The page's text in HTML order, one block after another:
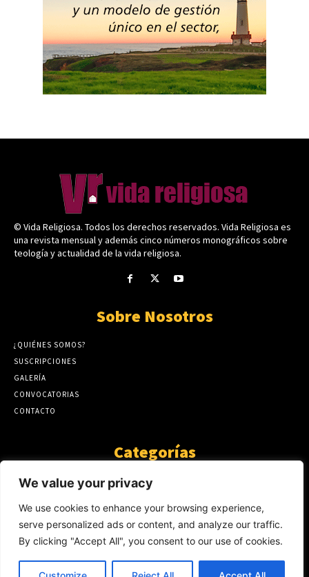
We value your privacy
We use cookies to enhance your browsing experience,
serve personalized ads or content, and analyze our traffic.
By clicking "Accept All", you consent to our use of cookies.
© Vida Religiosa. Todos los derechos reservados. Vida Religiosa es
una revista mensual y además cinco números monográficos sobre
teología y actualidad de la vida religiosa.
Sobre Nosotros
¿QUIÉNES SOMOS?
SUSCRIPCIONES
GALERÍA
CONVOCATORIAS
CONTACTO
Categorías
ARTÍCULOS
GUANTE DE SEDA
AL CALOR DE LA PALABRA
Y YO QUE SÉ
423
NOTICIAS
234
SIN CATEGORÍA
174